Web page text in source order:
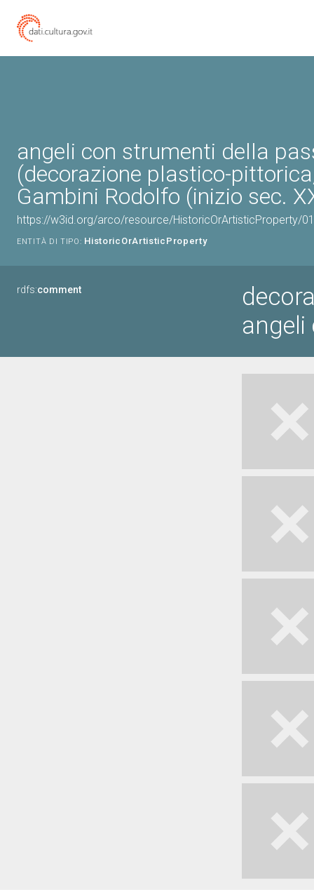
angeli con strumenti della
(decorazione plastico-
Gambini Rodolfo (inizio sec.
https://w3id.org/arco/resource/HistoricOrArtisticProperty/
ENTITÀ DI TIPO: HistoricOrArtisticProperty
rdfs:comment
angeli